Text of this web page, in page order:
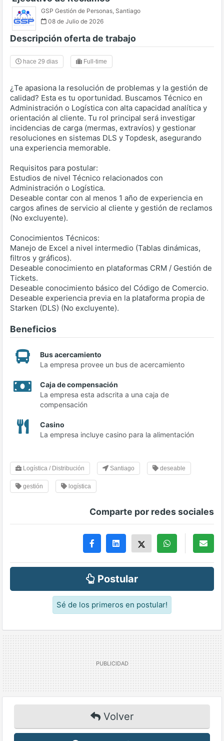
GSP Gestión de Personas, Santiago
08 de Julio de 2026
Descripción oferta de trabajo
hace 29 dias Full-time
¿Te apasiona la resolución de problemas y la gestión de
calidad? Esta es tu oportunidad. Buscamos Técnico en
Administración o Logística con alta capacidad analítica y
orientación al cliente. Tu rol principal será investigar
incidencias de carga (mermas, extravíos) y gestionar
resoluciones en sistemas DLS y Topdesk, asegurando
una experiencia memorable.
Requisitos para postular:
Estudios de nivel Técnico relacionados con
Administración o Logística.
Deseable contar con al menos 1 año de experiencia en
cargos afines de servicio al cliente y gestión de reclamos
(No excluyente).
Conocimientos Técnicos:
Manejo de Excel a nivel intermedio (Tablas dinámicas,
filtros y gráficos).
Deseable conocimiento en plataformas CRM / Gestión de
Tickets.
Deseable conocimiento básico del Código de Comercio.
Deseable experiencia previa en la plataforma propia de
Starken (DLS) (No excluyente).
Beneficios
Bus acercamiento
La empresa provee un bus de acercamiento
Caja de compensación
La empresa esta adscrita a una caja de
compensación
Casino
La empresa incluye casino para la alimentación
Logística / Distribución Santiago deseable
gestión logística
Comparte por redes sociales
Postular
Sé de los primeros en postular!
Volver